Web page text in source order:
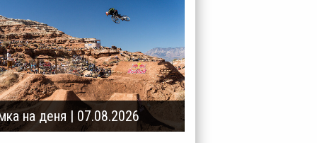
на деня | 07.08.2026